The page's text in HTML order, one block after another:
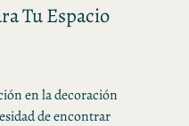
Tu Espacio
en la decoración
de encontrar